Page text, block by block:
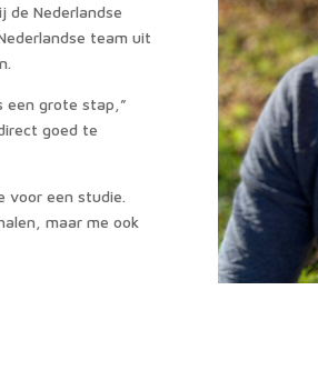
de Nederlandse
team uit
een grote stap,”
goed te
voor een studie.
maar me ook